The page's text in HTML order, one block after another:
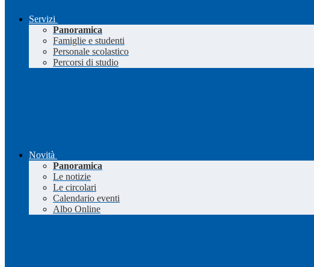
Servizi
Panoramica
Famiglie e studenti
Personale scolastico
Percorsi di studio
Novità
Panoramica
Le notizie
Le circolari
Calendario eventi
Albo Online